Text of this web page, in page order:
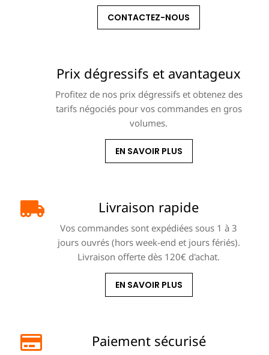
CONTACTEZ-NOUS
Prix dégressifs et avantageux
Profitez de nos prix dégressifs et obtenez des
tarifs négociés pour vos commandes en gros
volumes.
EN SAVOIR PLUS
Livraison rapide
Vos commandes sont expédiées sous 1 à 3
jours ouvrés (hors week-end et jours fériés).
Livraison offerte dès 120€ d'achat.
EN SAVOIR PLUS
Paiement sécurisé